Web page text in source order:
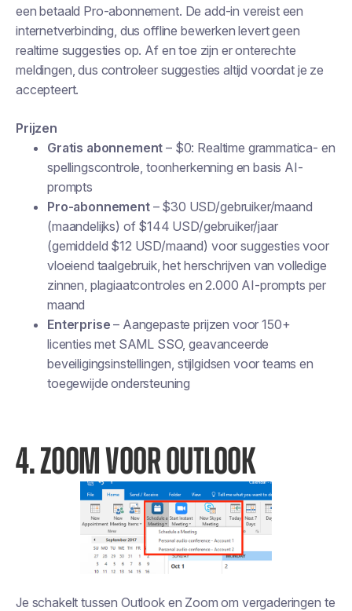
een betaald Pro-abonnement. De add-in vereist een
internetverbinding, dus offline bewerken levert geen
realtime suggesties op. Af en toe zijn er onterechte
meldingen, dus controleer suggesties altijd voordat je ze
accepteert.
Prijzen
Gratis abonnement – $0: Realtime grammatica- en
spellingscontrole, toonherkenning en basis AI-
prompts
Pro-abonnement– $30 USD/gebruiker/maand
(maandelijks) of $144 USD/gebruiker/jaar
(gemiddeld $12 USD/maand) voor suggesties voor
vloeiend taalgebruik, het herschrijven van volledige
zinnen, plagiaatcontroles en 2.000 AI-prompts per
maand
Enterprise – Aangepaste prijzen voor 150+
licenties met SAML SSO, geavanceerde
beveiligingsinstellingen, stijlgidsen voor teams en
toegewijde ondersteuning
4. ZOOM VOOR OUTLOOK
Je schakelt tussen Outlook en Zoom om vergaderingen te